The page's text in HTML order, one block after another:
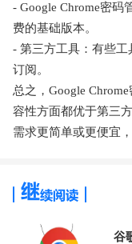
- Google Chrome密码
费的基础版本。
- 第三方工具：有些
订阅。
总之，Google
容性方面都优于第三
需求更简单或更便宜
谷